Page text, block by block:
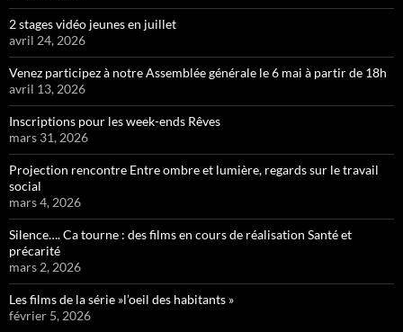
2 stages vidéo jeunes en juillet
avril 24, 2026
Venez participez à notre Assemblée générale le 6 mai à partir de 18h
avril 13, 2026
Inscriptions pour les week-ends Rêves
mars 31, 2026
Projection rencontre Entre ombre et lumière, regards sur le travail
social
mars 4, 2026
Silence…. Ca tourne : des films en cours de réalisation Santé et
précarité
mars 2, 2026
Les films de la série »l’oeil des habitants »
février 5, 2026